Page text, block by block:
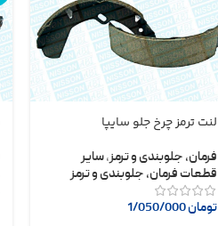
لنت ترمز چرخ جلو سایپا
فرمان، جلوبندی و ترمز,سایر
قطعات فرمان، جلوبندی و ترمز
تومان1/050/000